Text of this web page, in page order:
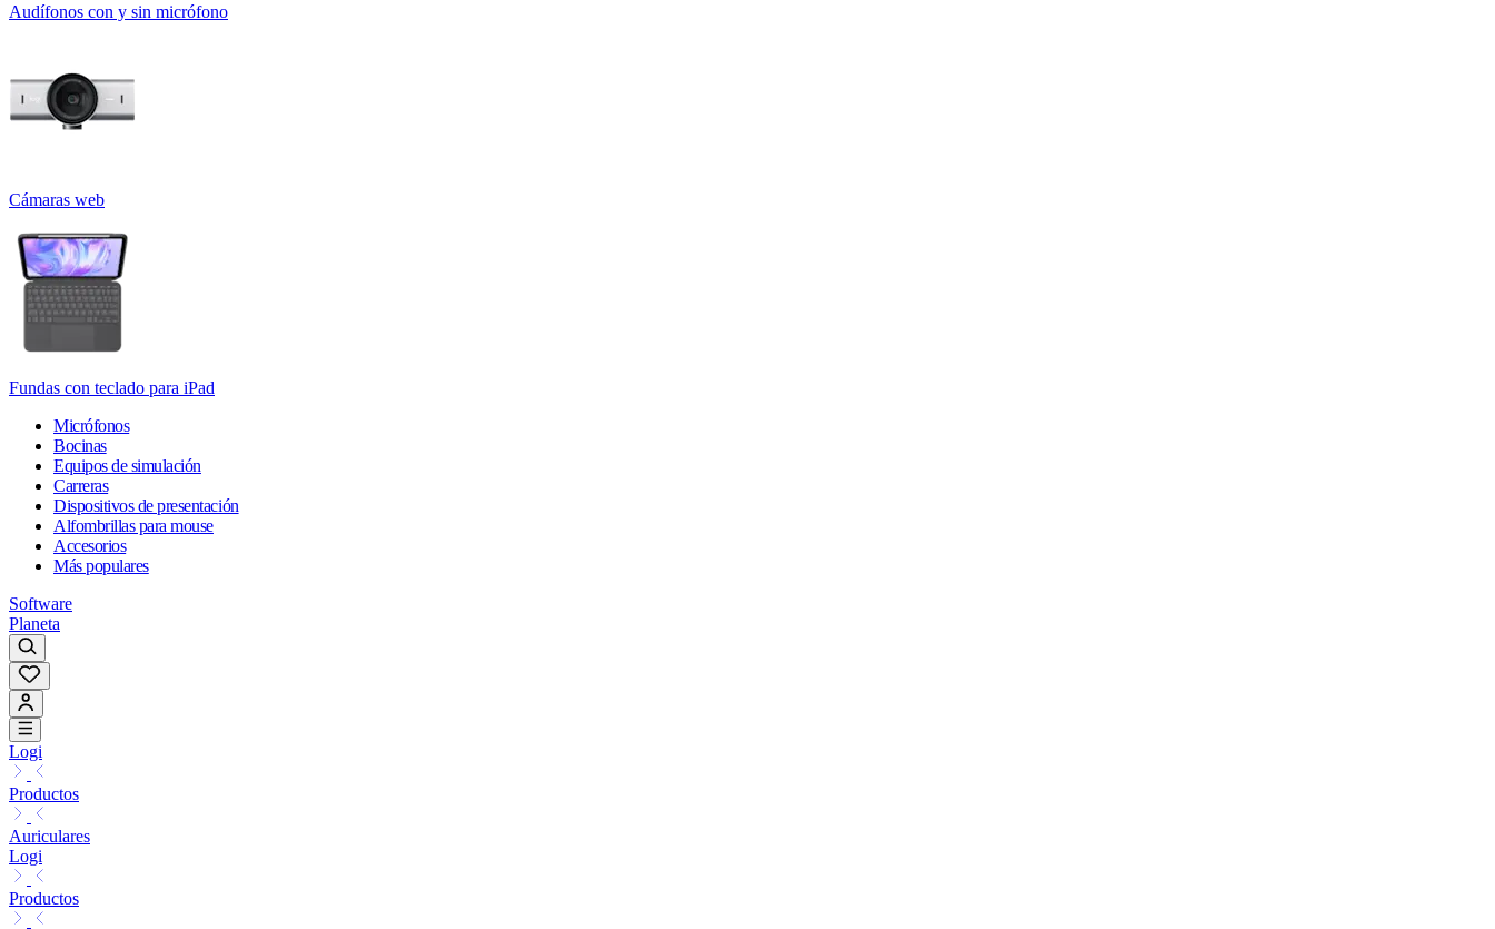
Audífonos con y sin micrófono
Cámaras web
Fundas con teclado para iPad
Micrófonos
Bocinas
Equipos de simulación
Carreras
Dispositivos de presentación
Alfombrillas para mouse
Accesorios
Más populares
Software
Planeta
Logi
Productos
Auriculares
Logi
Productos